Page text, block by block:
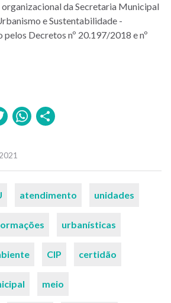
da Secretaria Municipal
e Sustentabilidade -
Decretos nº 20.197/2018 e nº
TwitterWhatsApp
atendimento unidades
urbanísticas
CIP certidão
meio